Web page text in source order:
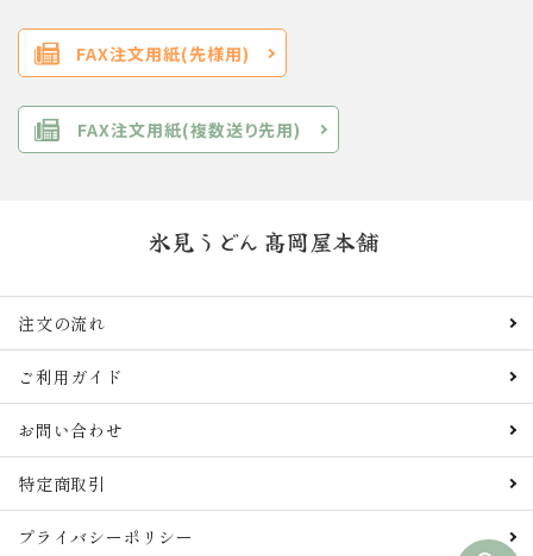
FAX注文用紙(先様用)
FAX注文用紙(複数送り先用)
注文の流れ
ご利用ガイド
お問い合わせ
特定商取引
プライバシーポリシー